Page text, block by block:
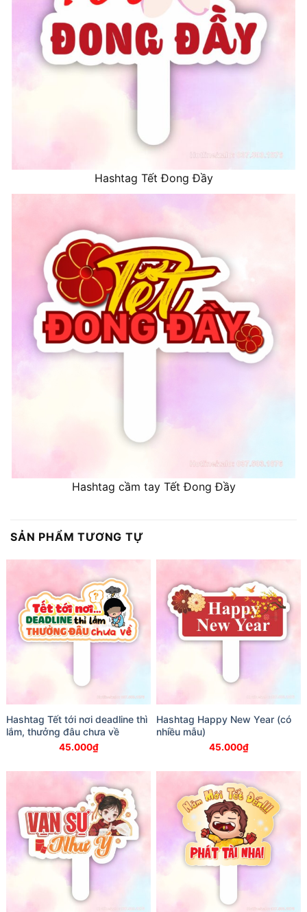
Hashtag Tết Đong Đầy
Hashtag cầm tay Tết Đong Đầy
SẢN PHẨM TƯƠNG TỰ
Hashtag Tết tới nơi deadline thì
lắm, thưởng đâu chưa về
45.000₫
Hashtag Happy New Year (có
nhiều mẫu)
45.000₫